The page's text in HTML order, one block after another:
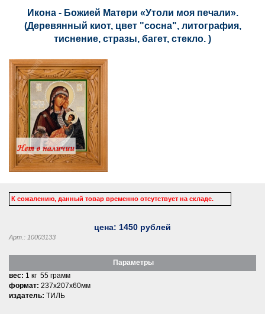
Икона - Божией Матери «Утоли моя печали».
(Деревянный киот, цвет "сосна", литография,
тиснение, стразы, багет, стекло. )
К сожалению, данный товар временно отсутствует на складе.
цена: 1450 рублей
Арт.: 10003133
Параметры
вес: 1 кг 55 грамм
формат: 237x207x60мм
издатель: ТИЛЬ